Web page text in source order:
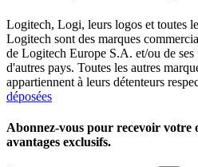
Logitech, Logi, leurs logos et toutes
Logitech sont des marques
de Logitech Europe S.A. et/ou de
d'autres pays. Toutes les autres
appartiennent à leurs détenteurs
déposées
Abonnez-vous pour recevoir votre
avantages exclusifs.